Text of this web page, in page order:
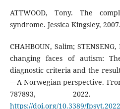
ATTWOOD, Tony. The
syndrome. Jessica Kingsley, 2007.
CHAHBOUN, Salim;
changing faces of autism:
diagnostic criteria and the
—A Norwegian perspective.
787893, 2022.
https://doi.org/10.3389/